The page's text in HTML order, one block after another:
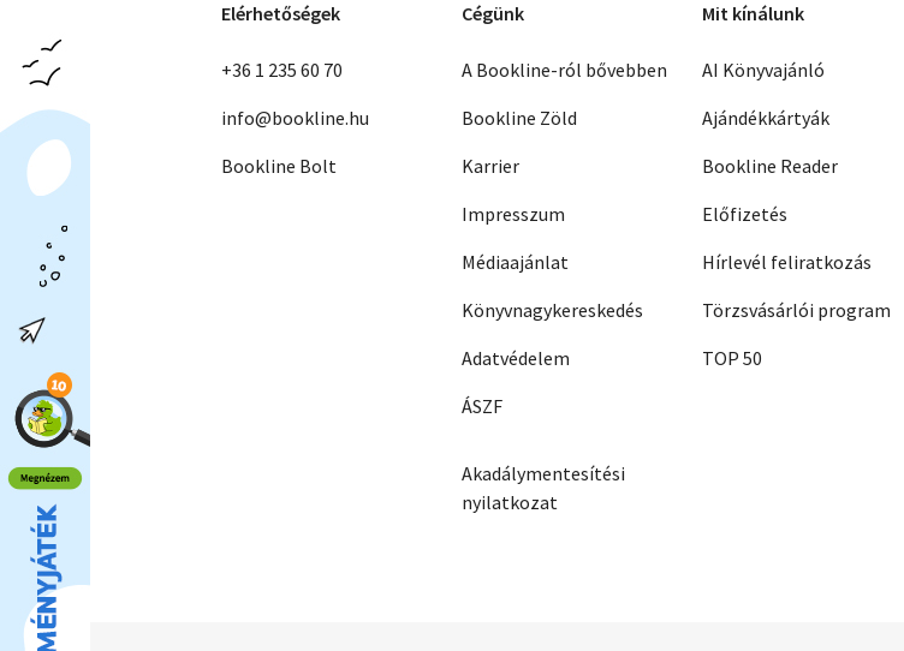
Elérhetőségek
+36 1 235 60 70
info@bookline.hu
Bookline Bolt
Cégünk
A Bookline-ról bővebben
Bookline Zöld
Karrier
Impresszum
Médiaajánlat
Könyvnagykereskedés
Adatvédelem
ÁSZF
Akadálymentesítési
nyilatkozat
Mit kínálunk
AI Könyvajánló
Ajándékkártyák
Bookline Reader
Előfizetés
Hírlevél feliratkozás
Törzsvásárlói program
TOP 50